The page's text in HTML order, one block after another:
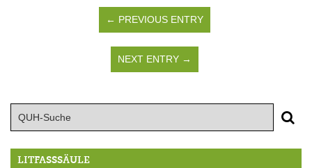
← PREVIOUS ENTRY
NEXT ENTRY →
LITFASSSÄULE